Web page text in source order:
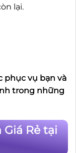
lại.
phục vụ bạn và
trong những
Rẻ tại